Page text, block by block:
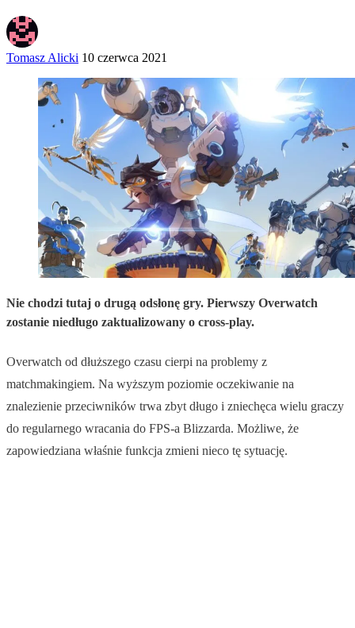
Tomasz Alicki 10 czerwca 2021
Nie chodzi tutaj o drugą odsłonę gry. Pierwszy Overwatch
zostanie niedługo zaktualizowany o cross-play.
Overwatch od dłuższego czasu cierpi na problemy z
matchmakingiem. Na wyższym poziomie oczekiwanie na
znalezienie przeciwników trwa zbyt długo i zniechęca wielu graczy
do regularnego wracania do FPS-a Blizzarda. Możliwe, że
zapowiedziana właśnie funkcja zmieni nieco tę sytuację.